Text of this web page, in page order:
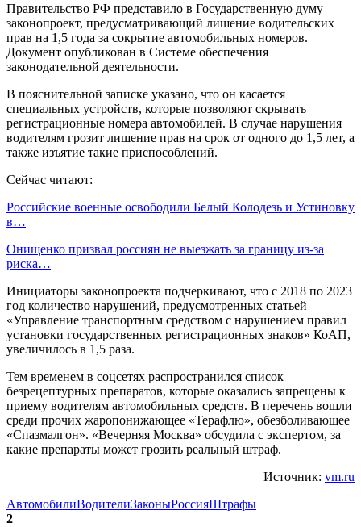
Правительство РФ представило в Государственную думу
законопроект, предусматривающий лишение водительских
прав на 1,5 года за сокрытие автомобильных номеров.
Документ опубликован в Системе обеспечения
законодательной деятельности.
В пояснительной записке указано, что он касается
специальных устройств, которые позволяют скрывать
регистрационные номера автомобилей. В случае нарушения
водителям грозит лишение прав на срок от одного до 1,5 лет, а
также изъятие такие приспособлений.
Сейчас читают:
Российские военные освободили Белый Колодезь и Устиновку
в…
Онищенко призвал россиян не выезжать за границу из-за
риска…
Инициаторы законопроекта подчеркивают, что с 2018 по 2023
год количество нарушений, предусмотренных статьей
«Управление транспортным средством с нарушением правил
установки государственных регистрационных знаков» КоАП,
увеличилось в 1,5 раза.
Тем временем в соцсетях распространился список
безрецептурных препаратов, которые оказались запрещены к
приему водителям автомобильных средств. В перечень вошли
среди прочих жаропонижающее «Терафлю», обезболивающее
«Спазмалгон». «Вечерняя Москва» обсудила с экспертом, за
какие препараты может грозить реальный штраф.
Источник: vm.ru
АвтомобилиВодителиЗаконыРоссияШтрафы
2